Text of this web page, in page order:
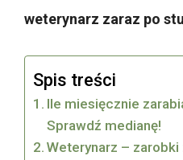
weterynarz zaraz po
Spis treści
Ile miesięcznie
Sprawdź medianę!
Weterynarz –